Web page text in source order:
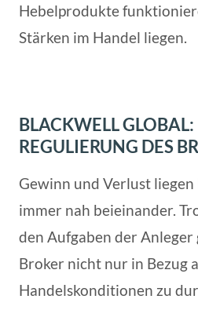
Hebelprodukte
Stärken im Handel liegen.
BLACKWELL
REGULIERUNG DES
Gewinn und Verlust liegen
immer nah beieinander.
den Aufgaben der
Broker nicht nur in Bezug
Handelskonditionen zu